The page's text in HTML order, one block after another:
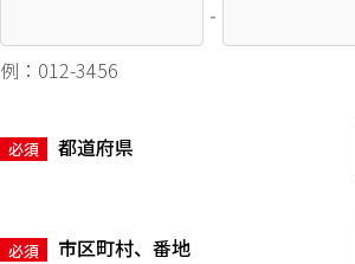
例：012-3456
‐
都道府県
必須
市区町村、番地
必須